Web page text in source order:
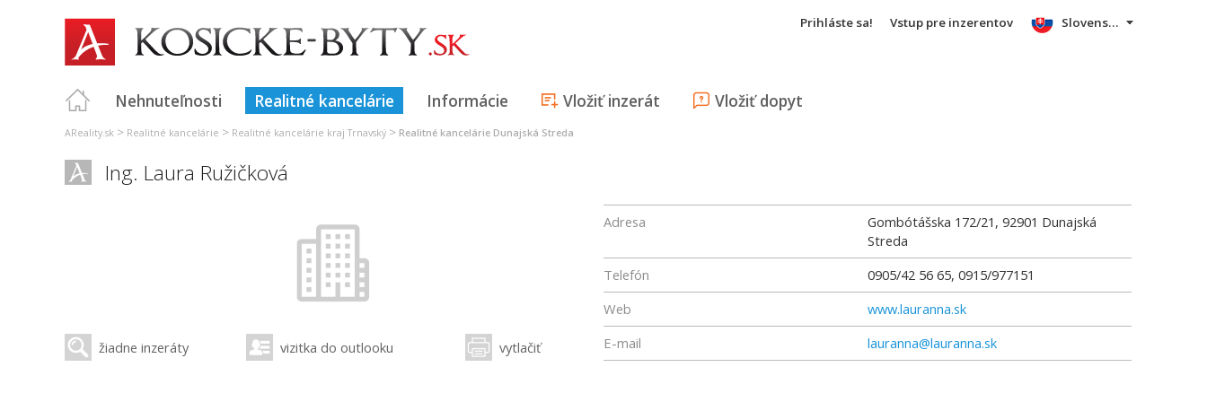
Prihláste sa! Vstup pre inzerentov
Nehnuteľnosti Realitné kancelárie Informácie Vložiť inzerát Vložiť dopyt
Slovensky
AReality.sk > Realitné kancelárie > Realitné kancelárie kraj Trnavský > Realitné kancelárie Dunajská Streda
Ing. Laura Ružičková
žiadne inzeráty vizitka do outlooku vytlačiť
Adresa Gombótášska 172/21 , 92901 Dunajská
Streda
Telefón
0905/42 56 65, 0915/977151
Web
www.lauranna.sk
E-mail
lauranna@lauranna.sk